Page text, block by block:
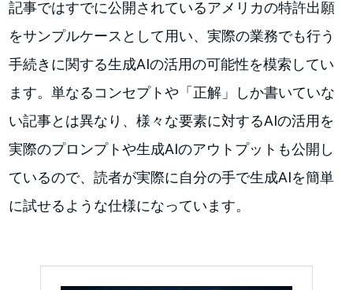
記事ではすでに公開されているアメリカの特許出願
をサンプルケースとして用い、実際の業務でも行う
手続きに関する生成AIの活用の可能性を模索してい
ます。単なるコンセプトや「正解」しか書いていな
い記事とは異なり、様々な要素に対するAIの活用を
実際のプロンプトや生成AIのアウトプットも公開し
ているので、読者が実際に自分の手で生成AIを簡単
に試せるような仕様になっています。